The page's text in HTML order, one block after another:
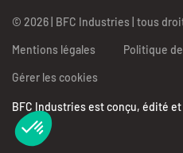
© 2026 | BFC Industries | tous
Mentions légales Politique
Gérer les cookies
BFC Industries est conçu, édité